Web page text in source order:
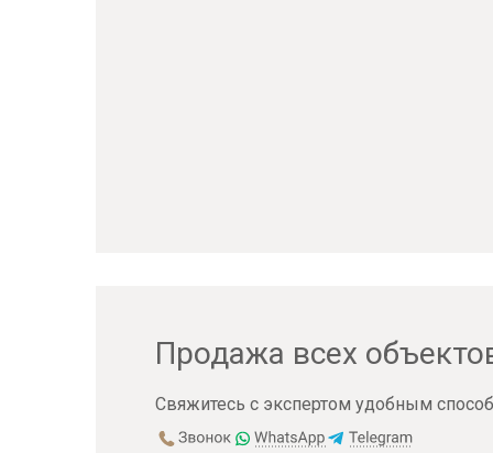
Продажа всех
Свяжитесь с экспертом удобным